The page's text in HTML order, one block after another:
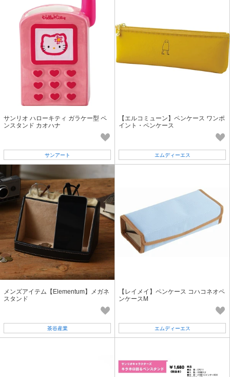
サンリオ ハローキティ ガラケー型 ペ
ンスタンド カオハナ
サンアート
【エルコミューン】ペンケース ワンポ
イント・ペンケース
エムディーエス
メンズアイテム【Elementum】メガネ
スタンド
茶谷産業
【レイメイ】ペンケース コハコネオペ
ンケースM
エムディーエス